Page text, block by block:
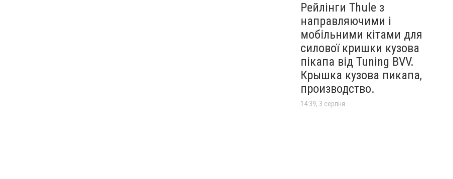
Рейлінги Thule з
направляючими і
мобільними кітами для
силової кришки кузова
пікапа від Tuning BVV.
Крышка кузова пикапа,
производство.
14:39, 3 серпня